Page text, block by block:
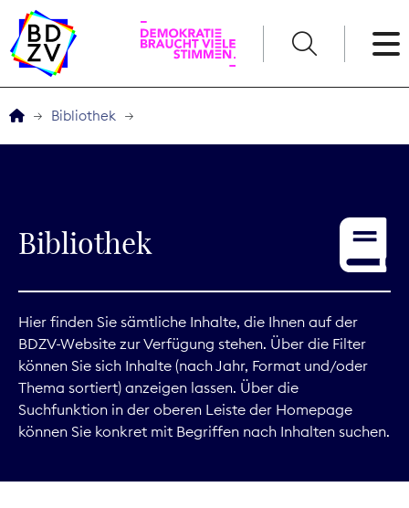
Service
Digitales
Kommunikation
Marktdaten
Bibliothek
Bibliothek
Hier finden Sie sämtliche Inhalte, die Ihnen auf der
BDZV-Website zur Verfügung stehen. Über die Filter
können Sie sich Inhalte (nach Jahr, Format und/oder
Thema sortiert) anzeigen lassen. Über die
Suchfunktion in der oberen Leiste der Homepage
können Sie konkret mit Begriffen nach Inhalten suchen.